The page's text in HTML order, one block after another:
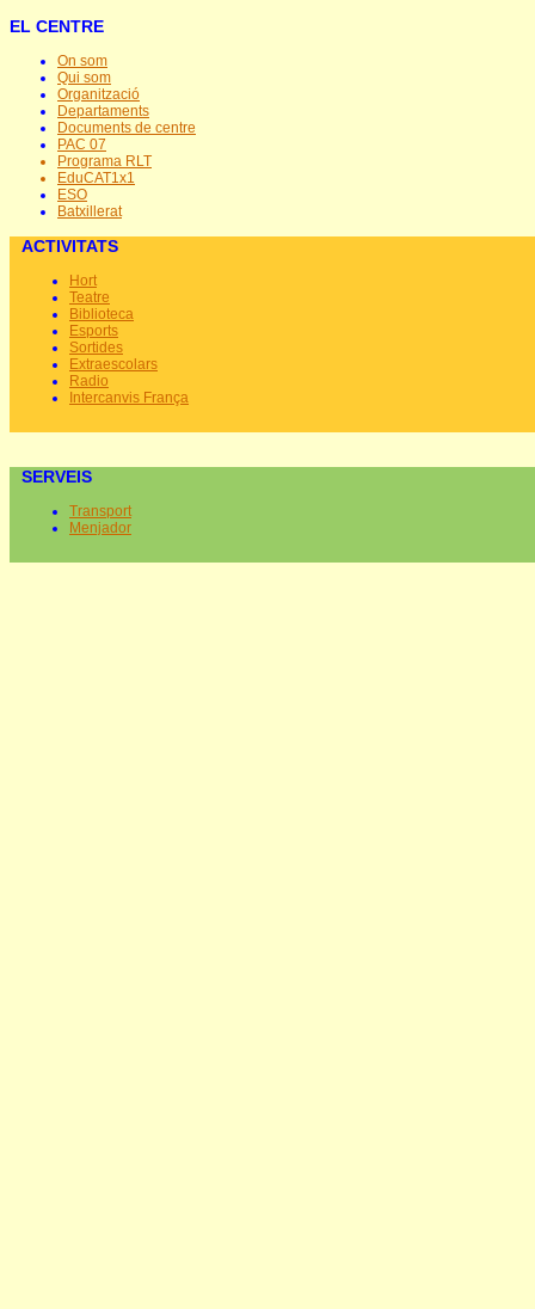
EL CENTRE
On som
Qui som
Organització
Departaments
Documents de centre
PAC 07
Programa RLT
EduCAT1x1
ESO
Batxillerat
ACTIVITATS
Hort
Teatre
Biblioteca
Esports
Sortides
Extraescolars
Radio
Intercanvis França
SERVEIS
Transport
Menjador